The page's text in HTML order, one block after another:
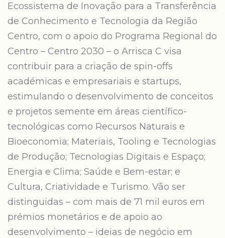
Ecossistema de Inovação para a Transferência
de Conhecimento e Tecnologia da Região
Centro, com o apoio do Programa Regional do
Centro – Centro 2030 – o Arrisca C visa
contribuir para a criação de spin-offs
académicas e empresariais e startups,
estimulando o desenvolvimento de conceitos
e projetos semente em áreas científico-
tecnológicas como Recursos Naturais e
Bioeconomia; Materiais, Tooling e Tecnologias
de Produção; Tecnologias Digitais e Espaço;
Energia e Clima; Saúde e Bem-estar; e
Cultura, Criatividade e Turismo. Vão ser
distinguidas – com mais de 71 mil euros em
prémios monetários e de apoio ao
desenvolvimento – ideias de negócio em